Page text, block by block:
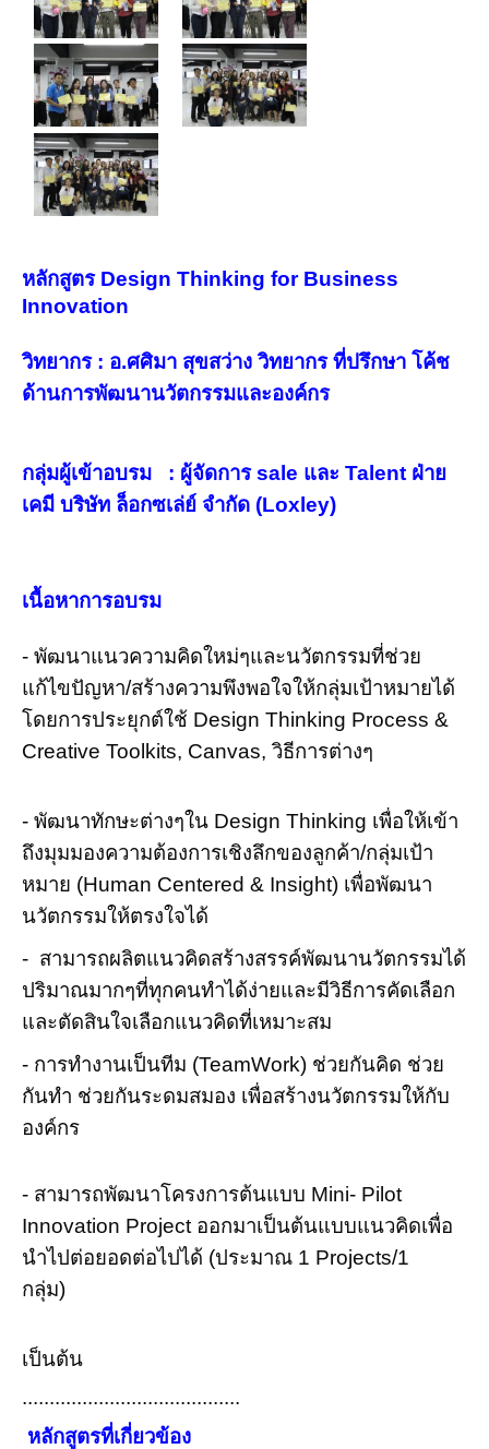
หลักสูตร Design Thinking for Business
Innovation
วิทยากร : อ.ศศิมา สุขสว่าง วิทยากร ที่ปรึกษา โค้ช
ด้านการพัฒนานวัตกรรมและองค์กร
กลุ่มผู้เข้าอบรม : ผู้จัดการ sale และ Talent ฝ่าย
เคมี บริษัท ล็อกซเล่ย์ จำกัด (Loxley)
เนื้อหาการอบรม
- พัฒนาแนวความคิดใหม่ๆและนวัตกรรมที่ช่วย
แก้ไขปัญหา/สร้างความพึงพอใจให้กลุ่มเป้าหมายได้
โดยการประยุกต์ใช้ Design Thinking Process &
Creative Toolkits, Canvas, วิธีการต่างๆ
- พัฒนาทักษะต่างๆใน Design Thinking เพื่อให้เข้า
ถึงมุมมองความต้องการเชิงลึกของลูกค้า/กลุ่มเป้า
หมาย (Human Centered & Insight) เพื่อพัฒนา
นวัตกรรมให้ตรงใจได้
- สามารถผลิตแนวคิดสร้างสรรค์พัฒนานวัตกรรมได้
ปริมาณมากๆที่ทุกคนทำได้ง่ายและมีวิธีการคัดเลือก
และตัดสินใจเลือกแนวคิดที่เหมาะสม
- การทำงานเป็นทีม (TeamWork) ช่วยกันคิด ช่วย
กันทำ ช่วยกันระดมสมอง เพื่อสร้างนวัตกรรมให้กับ
องค์กร
- สามารถพัฒนาโครงการต้นแบบ Mini- Pilot
Innovation Project ออกมาเป็นต้นแบบแนวคิดเพื่อ
นำไปต่อยอดต่อไปได้ (ประมาณ 1 Projects/1
กลุ่ม)
เป็นต้น
........................................
หลักสูตรที่เกี่ยวข้อง